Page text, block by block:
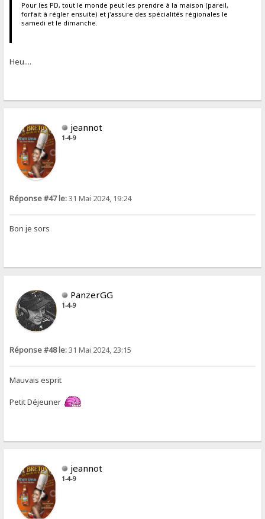
Pour les PD, tout le monde peut les prendre à la maison (pareil,
forfait à régler ensuite) et j'assure des spécialités régionales le
samedi et le dimanche.
Heu....
jeannot
1-4-9
Réponse #47 le:31 Mai 2024, 19:24
Bon je sors
PanzerGG
1-4-9
Réponse #48 le:31 Mai 2024, 23:15
Mauvais esprit
Petit Déjeuner
jeannot
1-4-9